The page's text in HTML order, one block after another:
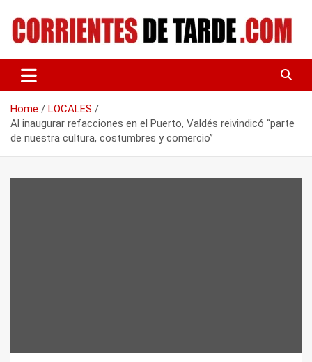
content
CORRIENTES DE TARDE
Home
LOCALES
Al inaugurar refacciones en el Puerto, Valdés reivindicó “parte
de nuestra cultura, costumbres y comercio”